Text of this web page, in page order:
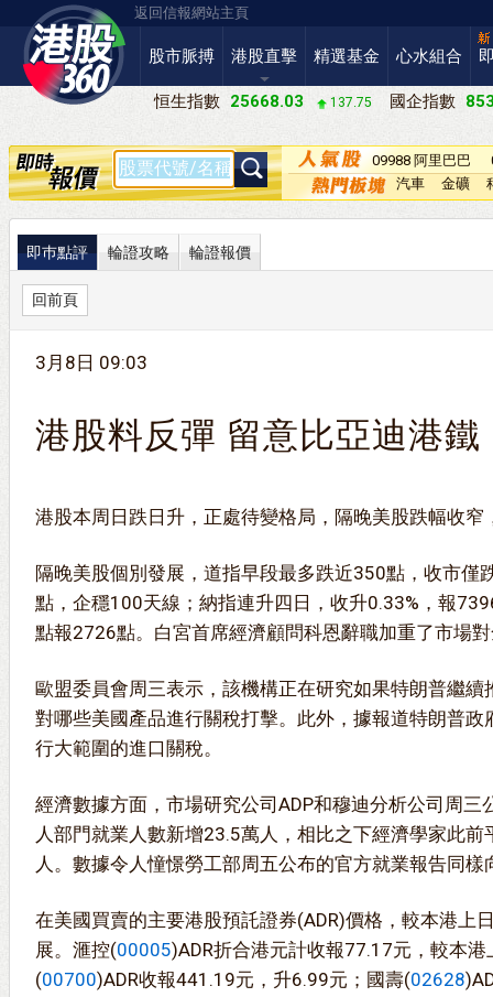
返回信報網站主頁
股市脈搏 港股直擊 精選基金 心水組合
恒生指數 25668.03 137.75 國企指數
09988 阿里巴巴
－Ｗ汽車
金礦
即巿點評 輪證攻略 輪證報價
回前頁
3月8日 09:03
港股料反彈 留意比亞迪港鐵
港股本周日跌日升，正處待變格局，隔晚美股跌幅收窄
隔晚美股個別發展，道指早段最多跌近350點，收市僅
點，企穩100天線；納指連升四日，收升0.33%，報
點報2726點。白宮首席經濟顧問科恩辭職加重了市場
歐盟委員會周三表示，該機構正在研究如果特朗普繼續
對哪些美國產品進行關稅打擊。此外，據報道特朗普政
行大範圍的進口關稅。
經濟數據方面，市場研究公司ADP和穆迪分析公司周三
人部門就業人數新增23.5萬人，相比之下經濟學家此
人。數據令人憧憬勞工部周五公布的官方就業報告同樣
在美國買賣的主要港股預託證券(ADR)價格，較本港上
展。滙控(00005)ADR折合港元計收報77.17元，較本
(00700)ADR收報441.19元，升6.99元；國壽(02628